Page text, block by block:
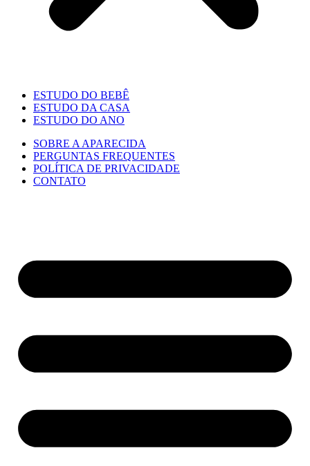
ESTUDO DO BEBÊ
ESTUDO DA CASA
ESTUDO DO ANO
SOBRE A APARECIDA
PERGUNTAS FREQUENTES
POLÍTICA DE PRIVACIDADE
CONTATO